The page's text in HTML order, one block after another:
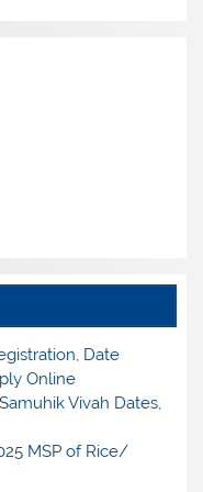
Date
Online
Vivah Dates,
MSP of Rice/